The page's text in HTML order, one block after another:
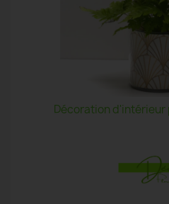
Décoration d'intérieur